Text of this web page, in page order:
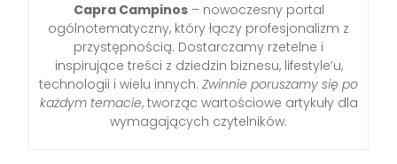
Capra Campinos– nowoczesny portal
ogólnotematyczny, który łączy profesjonalizm z
przystępnością. Dostarczamy rzetelne i
inspirujące treści z dziedzin biznesu, lifestyle’u,
technologii i wielu innych. Zwinnie poruszamy się po
każdym temacie, tworząc wartościowe artykuły dla
wymagających czytelników.